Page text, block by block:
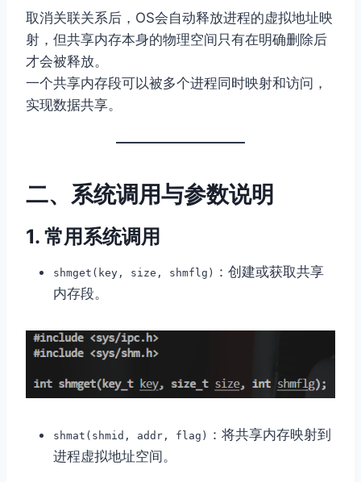
取消关联关系后，OS会自动释放进程的虚拟地址映
射，但共享内存本身的物理空间只有在明确删除后
才会被释放。
一个共享内存段可以被多个进程同时映射和访问，
实现数据共享。
二、系统调用与参数说明
1. 常用系统调用
shmget(key, size, shmflg)
：创建或获取共享
内存段。
shmat(shmid, addr, flag)
：将共享内存映射到
进程虚拟地址空间。